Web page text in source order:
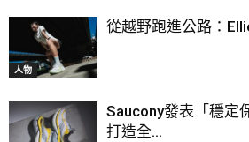
人物
從越野跑進公路：
Saucony發表「穩定
打造全...